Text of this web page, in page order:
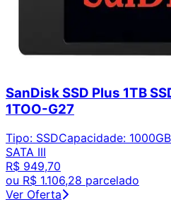
SanDisk SSD Plus 1TB
1TOO-G27
Tipo: SSDCapacidade: 1000GB
SATA III
R$ 949,70
ou R$ 1.106,28 parcelado
Ver Oferta